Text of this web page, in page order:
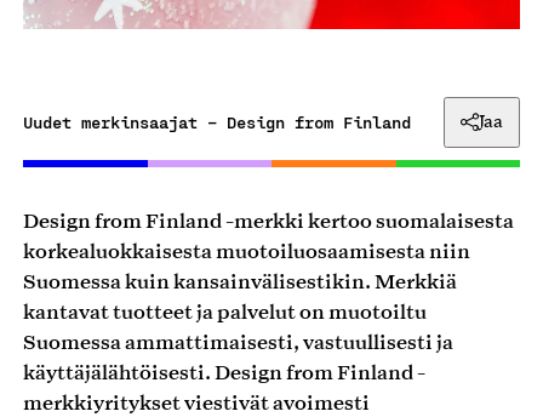
Uudet merkinsaajat – Design from Finland Jaa
Design from Finland -merkki kertoo suomalaisesta
korkealuokkaisesta muotoiluosaamisesta niin
Suomessa kuin kansainvälisestikin. Merkkiä
kantavat tuotteet ja palvelut on muotoiltu
Suomessa ammattimaisesti, vastuullisesti ja
käyttäjälähtöisesti. Design from Finland -
merkkiyritykset viestivät avoimesti